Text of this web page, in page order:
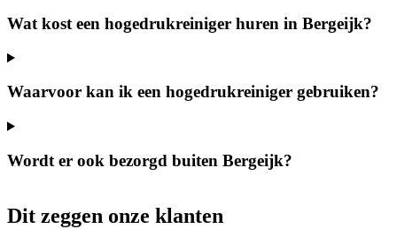
Wat kost een hogedrukreiniger huren in Bergeijk?
Waarvoor kan ik een hogedrukreiniger gebruiken?
Wordt er ook bezorgd buiten Bergeijk?
Dit zeggen onze klanten